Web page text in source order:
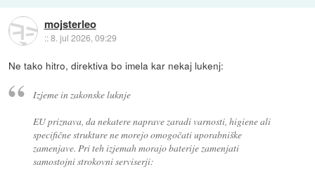
mojsterleo
::8. jul 2026, 09:29
Ne tako hitro, direktiva bo imela kar nekaj lukenj:
Izjeme in zakonske luknje
EU priznava, da nekatere naprave zaradi varnosti, higiene ali
specifične strukture ne morejo omogočati uporabniške
zamenjave. Pri teh izjemah morajo baterije zamenjati
samostojni strokovni serviserji: